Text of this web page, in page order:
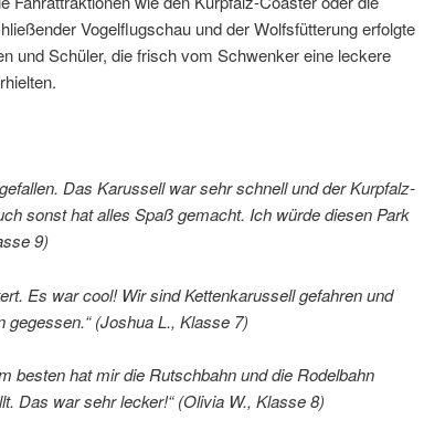
Vogelflugschau und der Wolfsfütterung erfolgte
und Schüler, die frisch vom Schwenker eine leckere
Das Karussell war sehr schnell und der Kurpfalz-
sonst hat alles Spaß gemacht. Ich würde diesen Park
9)
Es war cool! Wir sind Kettenkarussell gefahren und
(Joshua L., Klasse 7)
besten hat mir die Rutschbahn und die Rodelbahn
Das war sehr lecker!“ (Olivia W., Klasse 8)